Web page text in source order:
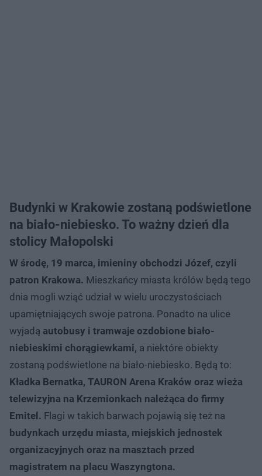
Budynki w Krakowie zostaną podświetlone
na biało-niebiesko. To ważny dzień dla
stolicy Małopolski
W środę, 19 marca, imieniny obchodzi Józef, czyli
patron Krakowa. Mieszkańcy miasta królów będą tego
dnia mogli wziąć udział w wielu uroczystościach
upamiętniających swoje patrona. Ponadto na ulice
wyjadą autobusy i tramwaje ozdobione biało-
niebieskimi chorągiewkami, a niektóre obiekty
zostaną podświetlone na biało-niebiesko. Będą to:
Kładka Bernatka, TAURON Arena Kraków oraz wieża
telewizyjna na Krzemionkach należąca do firmy
Emitel. Flagi w takich barwach pojawią się też na
budynkach urzędu miasta, miejskich jednostek
organizacyjnych oraz na masztach przed
magistratem na placu Waszyngtona.